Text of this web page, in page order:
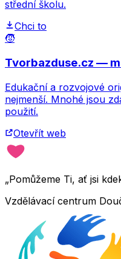
střední školu.
Chci to
🧒
Tvorbazduse.cz —
Edukační a rozvojové
nejmenší. Mnohé jsou
použití.
Otevřít web
„Pomůžeme Ti, ať jsi
Vzdělávací centrum